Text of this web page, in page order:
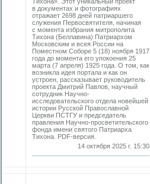
в документах и фотографиях
отражает 2698 дней патриаршего
служения Первосвятителя, начиная
с момента избрания митрополита
Тихона (Беллавина) Патриархом
Московским и всея России на
Поместном Соборе 5 (18) ноября 1917
года до момента его упокоения 25
марта (7 апреля) 1925 года. О том, как
возникла идея портала и как он
устроен, рассказывает руководитель
проекта Дмитрий Павлов, научный
сотрудник Научно-
исследовательского отдела новейшей
истории Русской Православной
Церкви ПСТГУ и председатель
правления Научно-просветительского
фонда имени святого Патриарха
Тихона. PDF-версия.
14 октября 2025 г. 15:30